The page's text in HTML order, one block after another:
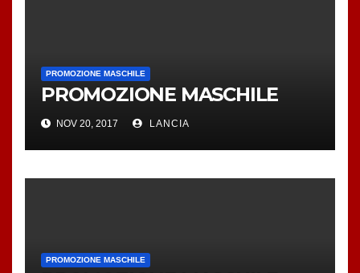
PROMOZIONE MASCHILE
PROMOZIONE MASCHILE
NOV 20, 2017 LANCIA
PROMOZIONE MASCHILE